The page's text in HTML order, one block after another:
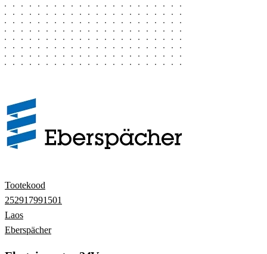
Tootekood
252917991501
Laos
Eberspächer